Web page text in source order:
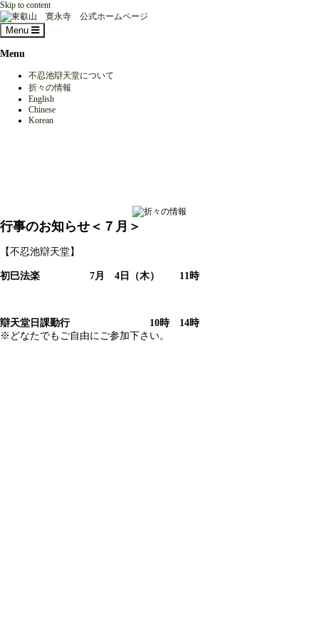
Skip to content
Menu
Menu
不忍池辯天堂について
折々の情報
English
Chinese
Korean
行事のお知らせ＜７月＞
【不忍池辯天堂】
初巳法楽 7月 4 日（木） 11時
辯天堂日課勤行 10時 14時
※どなたでもご自由にご参加下さい。